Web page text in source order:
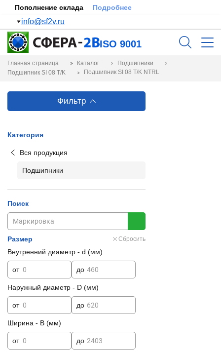
Пополнение склада Подробнее
info@sf2v.ru
ISO 9001
Главная страница Каталог
Подшипники
Подшипник SI 08 T/K
Подшипник SI 08 T/K NTRL
Фильтр
Категория
Вся продукция
Подшипники
Поиск
Размер Сбросить
Внутренний диаметр - d (мм)
от до
Наружный диаметр - D (мм)
от до
Ширина - B (мм)
от до